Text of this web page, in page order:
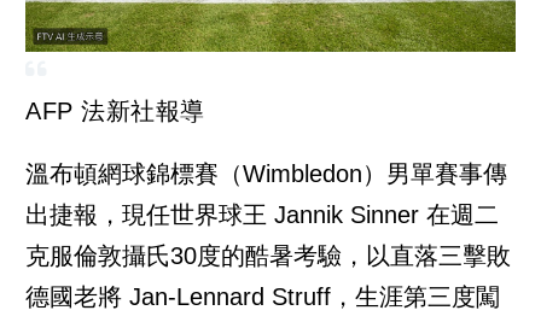
AFP 法新社報導
溫布頓網球錦標賽（Wimbledon）男單賽事傳
出捷報，現任世界球王 Jannik Sinner 在週二
克服倫敦攝氏30度的酷暑考驗，以直落三擊敗
德國老將 Jan-Lennard Struff，生涯第三度闖